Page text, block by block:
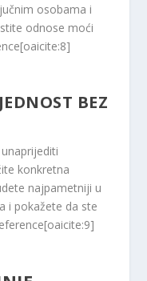
osobama i
odnose moći
BEZ
konkretna
najpametniji u
i pokažete da ste